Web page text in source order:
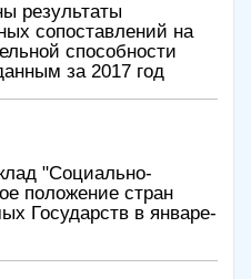
результаты
сопоставлений на
способности
за 2017 год
"Социально-
положение стран
Государств в январе-